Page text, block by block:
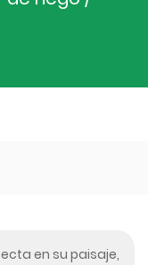
en su paisaje,